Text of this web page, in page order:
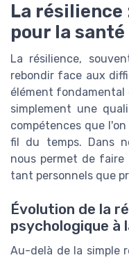
La résilience
pour la
La résilience,
rebondir face aux
élément fondamental
simplement une
compétences que
fil du temps. Dans
nous permet de faire
tant personnels que
Évolution de la
psychologique à
Au-delà de la simple